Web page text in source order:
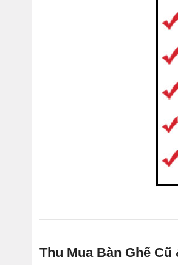
Thu Mua Bàn Ghế Cũ